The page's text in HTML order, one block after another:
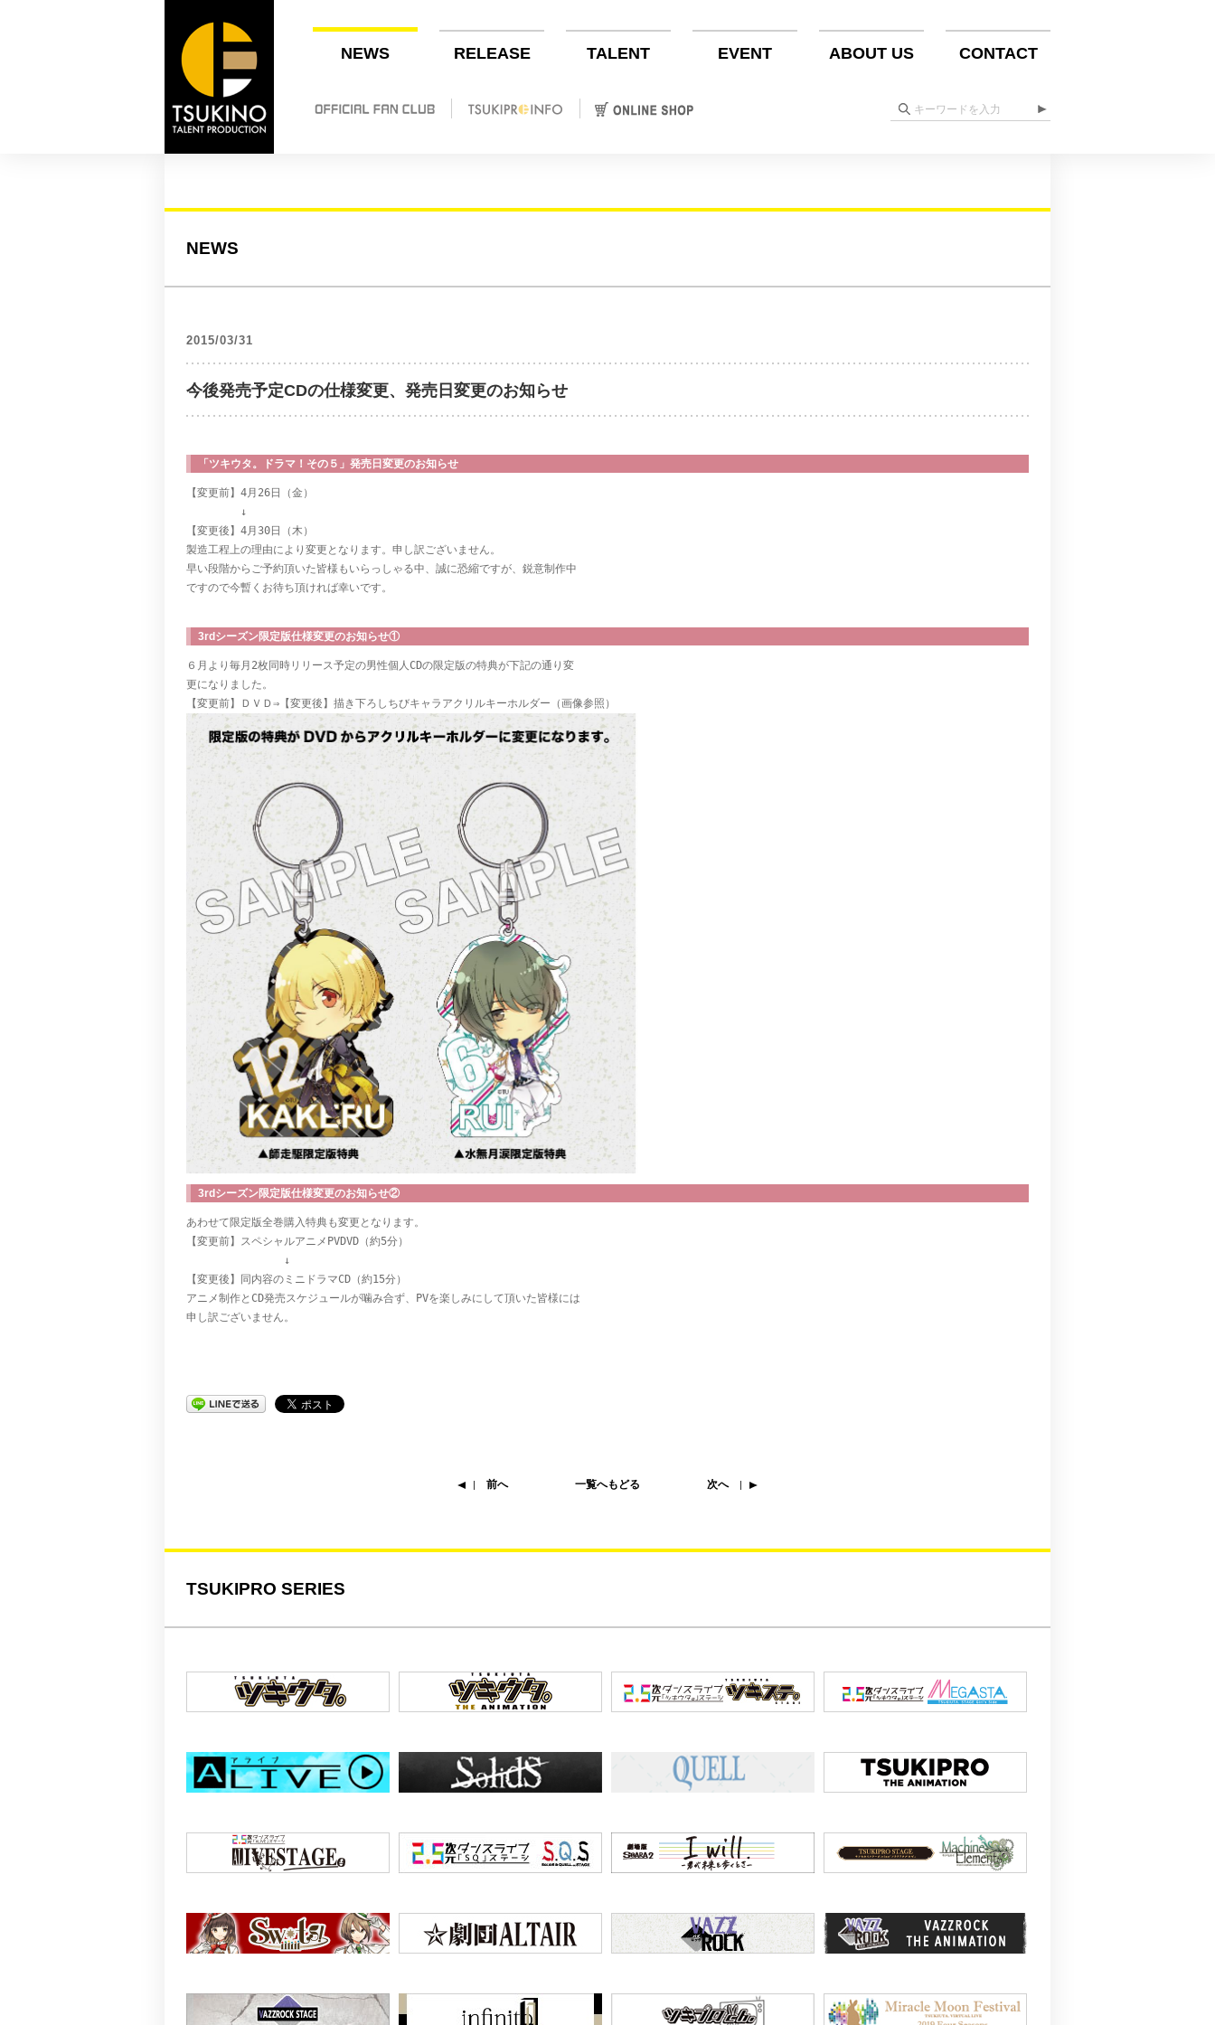
NEWS RELEASE TALENT EVENT ABOUT US CONTACT
NEWS
2015/03/31
今後発売予定CDの仕様変更、発売日変更のお知らせ
「ツキウタ。ドラマ！その５」発売日変更のお知らせ
【変更前】4月26日（金）
↓
【変更後】4月30日（木）
製造工程上の理由により変更となります。申し訳ございません。
早い段階からご予約頂いた皆様もいらっしゃる中、誠に恐縮ですが、鋭意制作中
ですので今暫くお待ち頂ければ幸いです。
3rdシーズン限定版仕様変更のお知らせ①
６月より毎月2枚同時リリース予定の男性個人CDの限定版の特典が下記の通り変
更になりました。
3rdシーズン限定版仕様変更のお知らせ②
あわせて限定版全巻購入特典も変更となります。
【変更前】スペシャルアニメPVDVD（約5分）
↓
【変更後】同内容のミニドラマCD（約15分）
アニメ制作とCD発売スケジュールが噛み合ず、PVを楽しみにして頂いた皆様には
申し訳ございません。
前へ 一覧へもどる 次へ
TSUKIPRO SERIES